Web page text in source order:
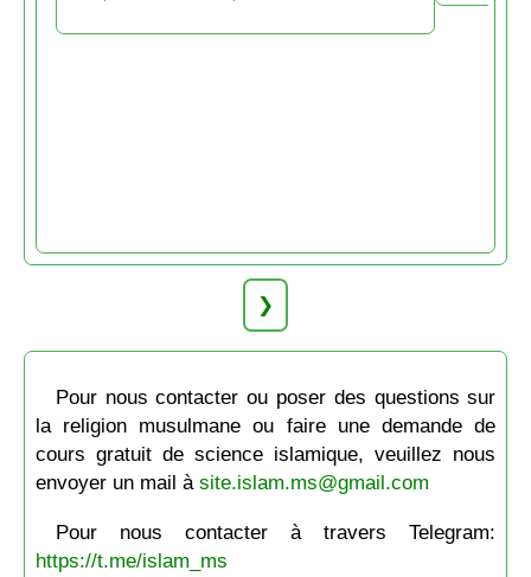
❯
Pour nous contacter ou poser des questions sur
la religion musulmane ou faire une demande de
cours gratuit de science islamique, veuillez nous
envoyer un mail à site.islam.ms@gmail.com
Pour nous contacter à travers Telegram:
https://t.me/islam_ms